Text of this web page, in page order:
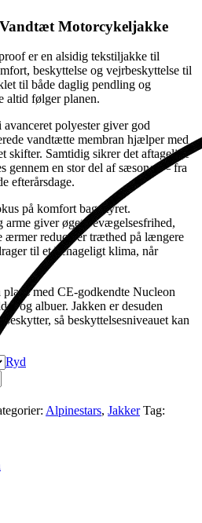
Motorcykeljakke
er en alsidig tekstiljakke til
beskyttelse og vejrbeskyttelse til
til både daglig pendling og
altid følger planen.
polyester giver god
vandtætte membran hjælper med
skifter. Samtidig sikrer det aftagelige
gennem en stor del af sæsonen – fra
efterårsdage.
på komfort bag styret.
arme giver øget bevægelsesfrihed,
ærmer reducerer træthed på længere
til et behageligt klima, når
med CE-godkendte Nucleon
og albuer. Jakken er desuden
så beskyttelsesniveauet kan
Ryd
Alpinestars, Jakker Tag: